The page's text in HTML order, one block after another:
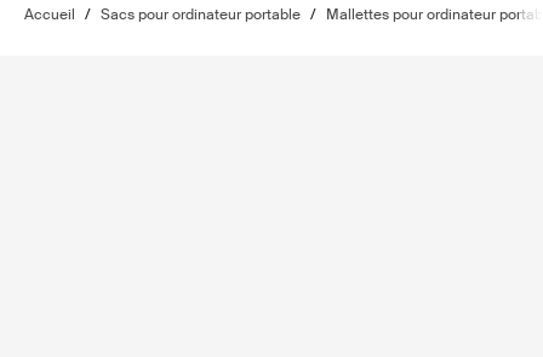
Accueil / Sacs pour ordinateur portable / Mallettes pour ordinateur